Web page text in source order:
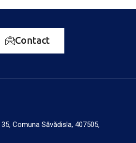
34°C 20°C
Contact
Comuna Săvădisla, 407505,